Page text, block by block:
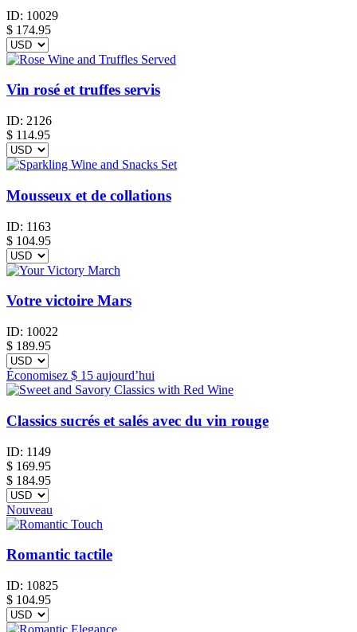
ID: 10029
$ 174.95
Vin rosé et truffes servis
ID: 2126
$ 114.95
Mousseux et de collations
ID: 1163
$ 104.95
Votre victoire Mars
ID: 10022
$ 189.95
Économisez $ 15 aujourd’hui
Classics sucrés et salés avec du vin rouge
ID: 1149
$ 169.95
$ 184.95
Nouveau
Romantic tactile
ID: 10825
$ 104.95